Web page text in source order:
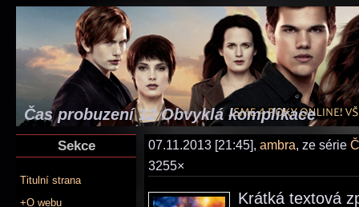
Čas probuzení 12 Obvyklá komplikace
Sekce
Titulní strana
+O webu
07.11.2013 [21:45], ambra, ze série
3255×
Krátká textová